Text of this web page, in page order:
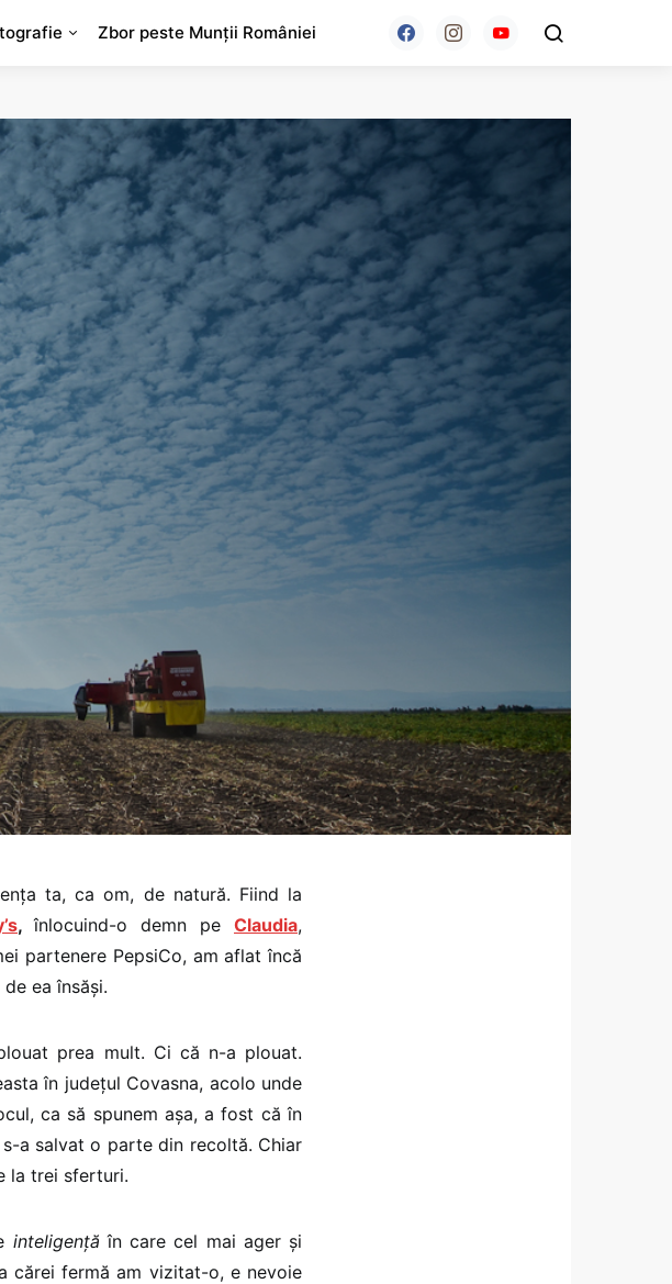
Zbor peste Munții României
ta, ca om, de natură. Fiind la
,înlocuind-o demn pe Claudia,
partenere PepsiCo, am aflat încă
ea însăși.
prea mult. Ci că n-a plouat.
în județul Covasna, acolo unde
ca să spunem așa, a fost că în
a salvat o parte din recoltă. Chiar
la trei sferturi.
inteligențăîn care cel mai ager și
cărei fermă am vizitat-o, e nevoie